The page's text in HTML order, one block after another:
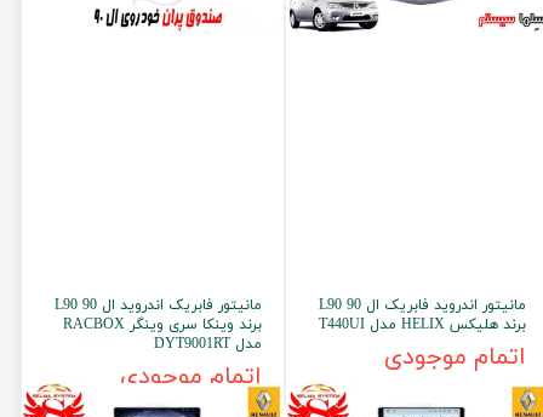
مانیتور اندروید فابریک ال 90 L90
برند هلیکس HELIX مدل T440UI
اتمام موجودی
مانیتور فابریک اندروید ال 90 L90
برند وینکا سری وینگر RACBOX
مدل DYT9001RT
اتمام موجودی